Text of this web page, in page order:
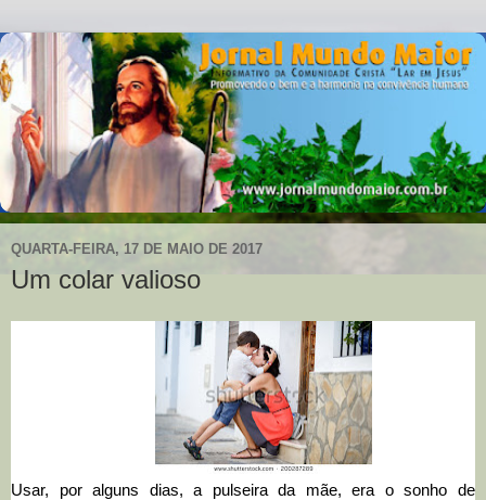
QUARTA-FEIRA, 17 DE MAIO DE 2017
Um colar valioso
Usar, por alguns dias, a pulseira da mãe, era o sonho de